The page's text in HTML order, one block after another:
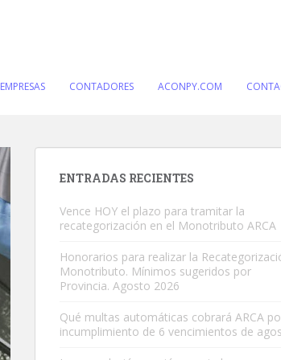
EMPRESAS CONTADORES ACONPY.COM
ENTRADAS RECIENTES
Vence HOY el plazo para tramitar la
recategorización en el Monotributo ARCA
Honorarios para realizar la
Monotributo. Mínimos sugeridos por
Provincia. Agosto 2026
Qué multas automáticas cobrará ARCA
incumplimiento de 6 vencimientos de